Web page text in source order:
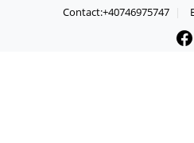
Contact:+40746975747